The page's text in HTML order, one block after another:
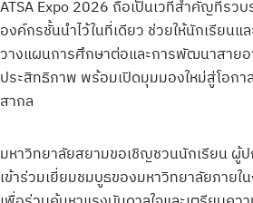
ATSA Expo 2026 ถือเป็นเวทีสำคัญที่รว
องค์กรชั้นนำไว้ในที่เดียว ช่วยให้นักเรียน
วางแผนการศึกษาต่อและการพัฒนาสาย
ประสิทธิภาพ พร้อมเปิดมุมมองใหม่สู่โอกา
สากล
มหาวิทยาลัยสยามขอเชิญชวนนักเรียน ผู้
เข้าร่วมเยี่ยมชมบูธของมหาวิทยาลัยภายใ